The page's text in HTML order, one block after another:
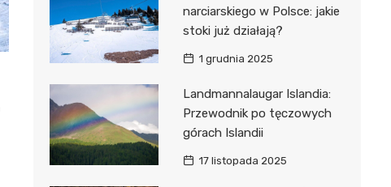
narciarskiego w Polsce: jakie
stoki już działają?
1 grudnia 2025
Landmannalaugar Islandia:
Przewodnik po tęczowych
górach Islandii
17 listopada 2025